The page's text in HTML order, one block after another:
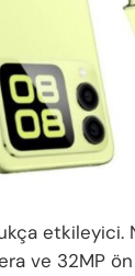
etkileyici.
ve 32MP